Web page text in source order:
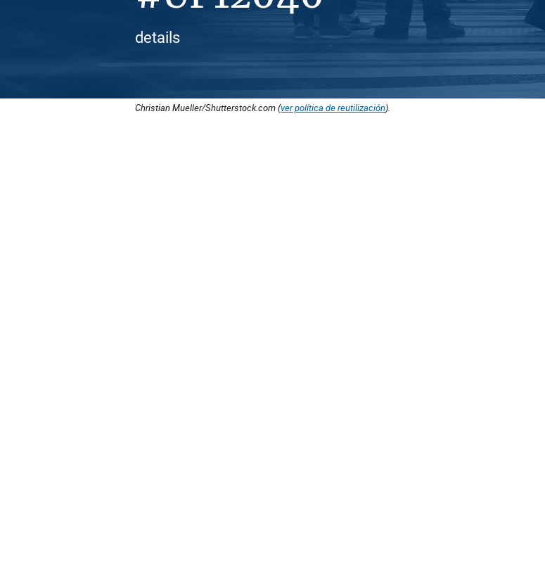
details
Christian Mueller/Shutterstock.com (ver política de reutilización).